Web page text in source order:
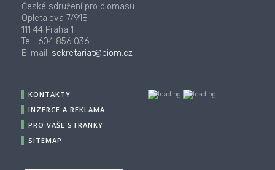
České sdružení pro biomasu
Opletalova 7/918
111 44 Praha 1
Tel.: 604 856 036
E-mail: sekretariat@biom.cz
KONTAKTY
INZERCE A REKLAMA
PRO VAŠE STRÁNKY
SITEMAP